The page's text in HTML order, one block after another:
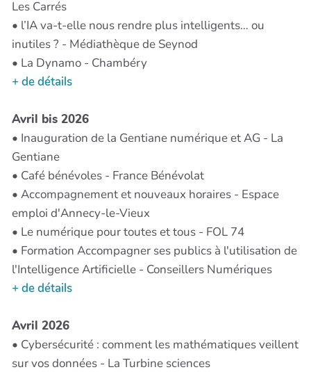
Les Carrés
• l’IA va-t-elle nous rendre plus intelligents… ou
inutiles ? - Médiathèque de Seynod
• La Dynamo - Chambéry
+ de détails
Avril bis 2026
• Inauguration de la Gentiane numérique et AG - La
Gentiane
• Café bénévoles - France Bénévolat
• Accompagnement et nouveaux horaires - Espace
emploi d'Annecy-le-Vieux
• Le numérique pour toutes et tous - FOL 74
• Formation Accompagner ses publics à l'utilisation de
l'Intelligence Artificielle - Conseillers Numériques
+ de détails
Avril 2026
• Cybersécurité : comment les mathématiques veillent
sur vos données - La Turbine sciences